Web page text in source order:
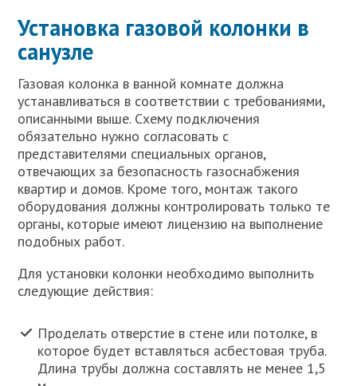
Установка газовой колонки в
санузле
Газовая колонка в ванной комнате должна
устанавливаться в соответствии с требованиями,
описанными выше. Схему подключения
обязательно нужно согласовать с
представителями специальных органов,
отвечающих за безопасность газоснабжения
квартир и домов. Кроме того, монтаж такого
оборудования должны контролировать только те
органы, которые имеют лицензию на выполнение
подобных работ.
Для установки колонки необходимо выполнить
следующие действия:
Проделать отверстие в стене или потолке, в
которое будет вставляться асбестовая труба.
Длина трубы должна составлять не менее 1,5